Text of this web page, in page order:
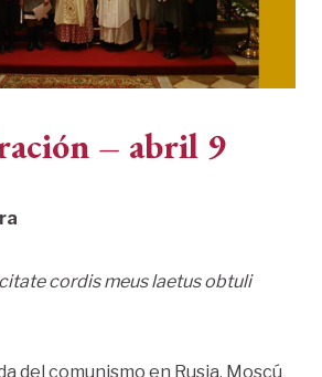
– abril 9
cordis meus laetus obtuli
del comunismo en Rusia, Moscú